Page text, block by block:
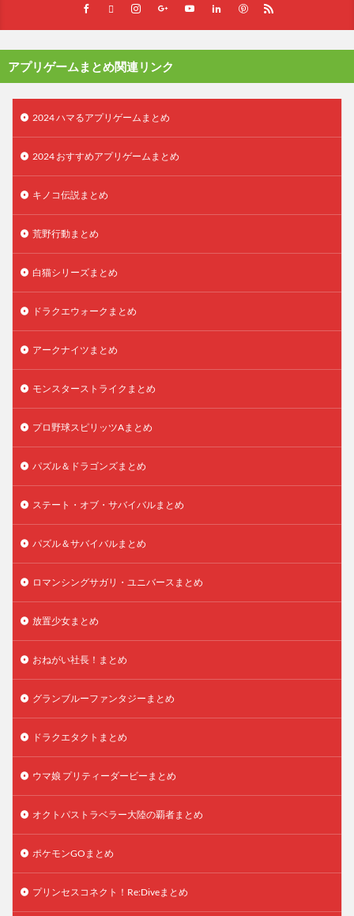
アプリゲームまとめ関連リンク
2024 ハマるアプリゲームまとめ
2024 おすすめアプリゲームまとめ
キノコ伝説まとめ
荒野行動まとめ
白猫シリーズまとめ
ドラクエウォークまとめ
アークナイツまとめ
モンスターストライクまとめ
プロ野球スピリッツAまとめ
パズル＆ドラゴンズまとめ
ステート・オブ・サバイバルまとめ
パズル＆サバイバルまとめ
ロマンシングサガリ・ユニバースまとめ
放置少女まとめ
おねがい社長！まとめ
グランブルーファンタジーまとめ
ドラクエタクトまとめ
ウマ娘 プリティーダービーまとめ
オクトパストラベラー大陸の覇者まとめ
ポケモンGOまとめ
プリンセスコネクト！Re:Diveまとめ